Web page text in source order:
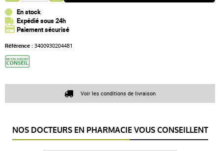
En stock
Expédié sous 24h
Paiement sécurisé
Référence : 3400930204481
Voir les conditions de livraison
NOS DOCTEURS EN PHARMACIE VOUS CONSEILLENT